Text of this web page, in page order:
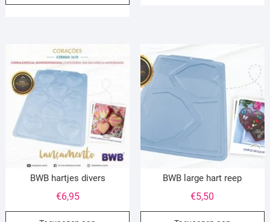
BWB hartjes divers
€6,95
BWB large hart reep
€5,50